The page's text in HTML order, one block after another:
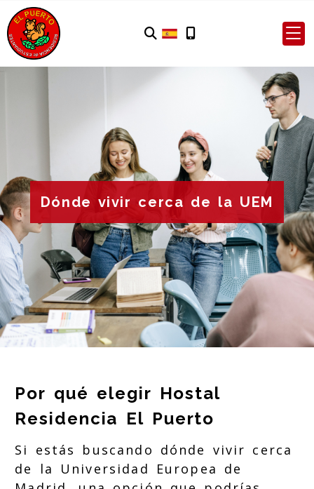
Dónde vivir cerca de la UEM
Por qué elegir Hostal
Residencia El Puerto
Si estás buscando dónde vivir cerca
de la Universidad Europea de